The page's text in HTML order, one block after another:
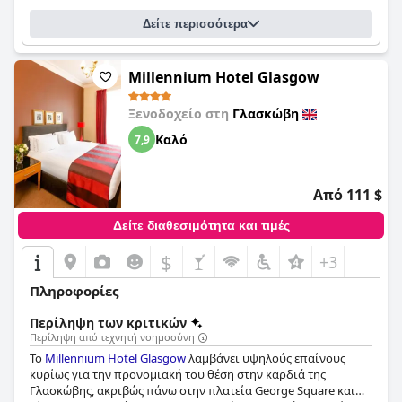
καθαριότητα είναι εμφανής παντού, με πολλούς επισκέπτες
να περιγράφουν τα δωμάτια και τις εγκαταστάσεις ως
πεντακάθαρα ή άψογα. Παρά τα λίγα μικροπροβλήματα, οι
επισκέπτες συνολικά συνιστούν ανεπιφύλακτα τη διαμονή
στο voco Grand Central για την εξαιρετική εξυπηρέτηση, τις
πολυτελείς ανέσεις και την βολική τοποθεσία του.
Δείτε περισσότερα
Millennium Hotel Glasgow
Ξενοδοχείο στη Γλασκώβη
7,9 Καλό
Από 111 $
Δείτε διαθεσιμότητα και τιμές
$ +3
Πληροφορίες
Περίληψη των κριτικών
Περίληψη από τεχνητή νοημοσύνη
Το Millennium Hotel Glasgowλαμβάνει υψηλούς επαίνους
κυρίως για την προνομιακή του θέση στην καρδιά της
Γλασκώβης, ακριβώς πάνω στην πλατεία George Square και